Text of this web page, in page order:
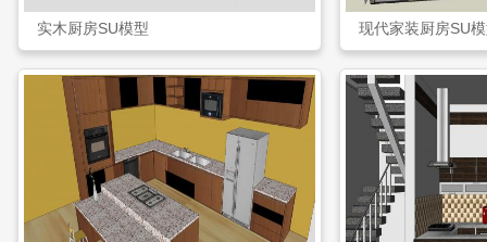
实木厨房SU模型 现代家装厨房SU